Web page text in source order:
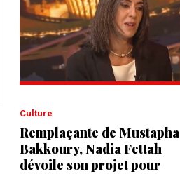
Culture
Remplaçante de Mustapha
Bakkoury, Nadia Fettah
dévoile son projet pour